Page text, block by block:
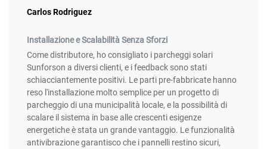
Carlos Rodriguez
Installazione e Scalabilità Senza Sforzi
Come distributore, ho consigliato i parcheggi solari
Sunforson a diversi clienti, e i feedback sono stati
schiacciantemente positivi. Le parti pre-fabbricate hanno
reso l'installazione molto semplice per un progetto di
parcheggio di una municipalità locale, e la possibilità di
scalare il sistema in base alle crescenti esigenze
energetiche è stata un grande vantaggio. Le funzionalità
antivibrazione garantisco che i pannelli restino sicuri,